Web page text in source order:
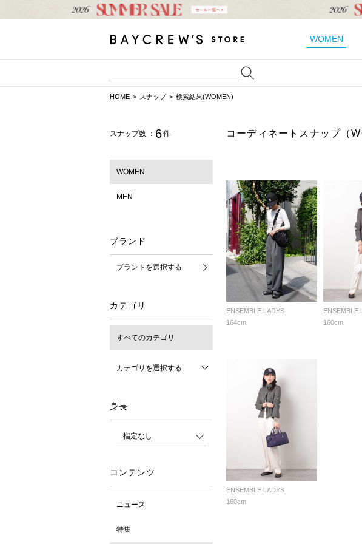
WOMEN
HOME スナップ 検索結果(WOMEN)
スナップ数 ： 6件
WOMEN
MEN
ブランド
ブランドを選択する
カテゴリ
すべてのカテゴリ
カテゴリを選択する
身長
コンテンツ
ニュース
特集
コーディネートスナップ（
ENSEMBLE LADYS
164cm
ENSEMBLE
160cm
ENSEMBLE LADYS
160cm